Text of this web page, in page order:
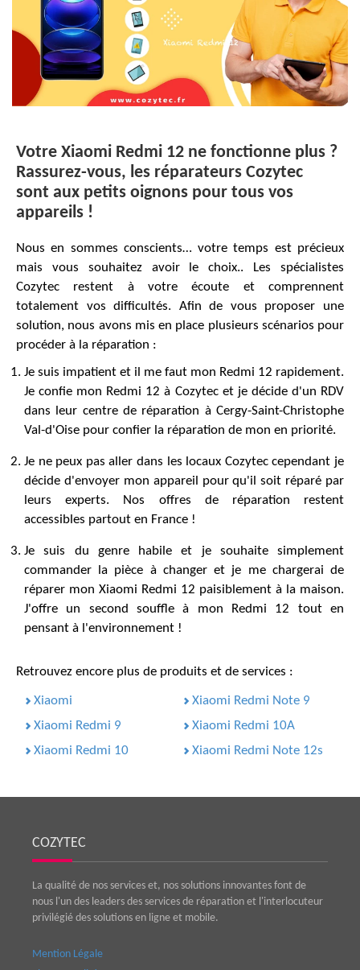
Votre Xiaomi Redmi 12 ne fonctionne plus ?
Rassurez-vous, les réparateurs Cozytec
sont aux petits oignons pour tous vos
appareils !
Nous en sommes conscients… votre temps est précieux
mais vous souhaitez avoir le choix.. Les spécialistes
Cozytec restent à votre écoute et comprennent
totalement vos difficultés. Afin de vous proposer une
solution, nous avons mis en place plusieurs scénarios pour
procéder à la réparation :
Je suis impatient et il me faut mon Redmi 12 rapidement.
Je confie mon Redmi 12 à Cozytec et je décide d'un RDV
dans leur centre de réparation à Cergy-Saint-Christophe
Val-d'Oise pour confier la réparation de mon en priorité.
Je ne peux pas aller dans les locaux Cozytec cependant je
décide d'envoyer mon appareil pour qu'il soit réparé par
leurs experts. Nos offres de réparation restent
accessibles partout en France !
Je suis du genre habile et je souhaite simplement
commander la pièce à changer et je me chargerai de
réparer mon Xiaomi Redmi 12 paisiblement à la maison.
J'offre un second souffle à mon Redmi 12 tout en
pensant à l'environnement !
Retrouvez encore plus de produits et de services :
Xiaomi
Xiaomi Redmi Note 9
Xiaomi Redmi 9
Xiaomi Redmi 10A
Xiaomi Redmi 10
Xiaomi Redmi Note 12s
COZYTEC
La qualité de nos services et, nos solutions innovantes font de
nous l'un des leaders des services de réparation et l'interlocuteur
privilégié des solutions en ligne et mobile.
Mention Légale